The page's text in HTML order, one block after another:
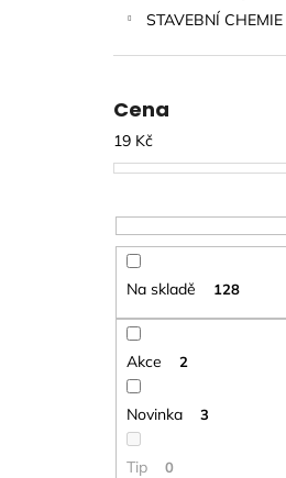
STAVEBNÍ CHEMIE
Cena
19 Kč
Na skladě 128
Akce 2
Novinka 3
Tip 0